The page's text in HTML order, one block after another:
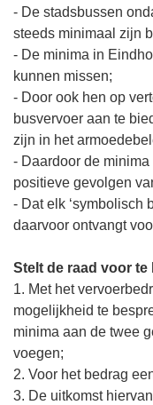
- De stadsbussen
steeds minimaal zijn
- De minima in
kunnen missen;
- Door ook hen op
busvervoer aan te
zijn in het
- Daardoor de
positieve gevolgen
- Dat elk ‘symbolisch
daarvoor ontvangt
Stelt de raad voor
1. Met het
mogelijkheid te
minima aan de twee
voegen;
2. Voor het bedrag
3. De uitkomst